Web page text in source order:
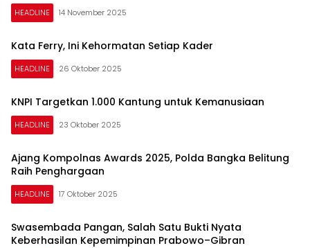
HEADLINE 14 November 2025
Kata Ferry, Ini Kehormatan Setiap Kader
HEADLINE 26 Oktober 2025
KNPI Targetkan 1.000 Kantung untuk Kemanusiaan
HEADLINE 23 Oktober 2025
Ajang Kompolnas Awards 2025, Polda Bangka Belitung
Raih Penghargaan
HEADLINE 17 Oktober 2025
Swasembada Pangan, Salah Satu Bukti Nyata
Keberhasilan Kepemimpinan Prabowo–Gibran